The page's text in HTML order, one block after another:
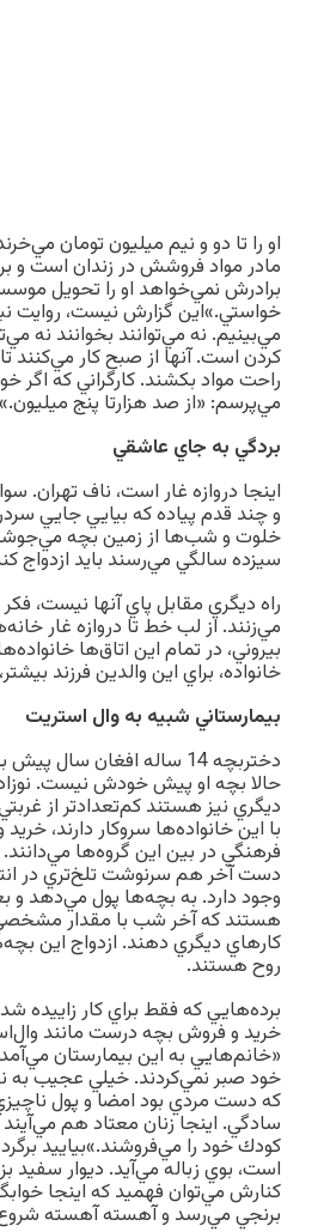
او را تا دو و نيم ميليون تومان
مادر مواد فروشش در زندان است و
برادرش نمي‌خواهد او را تحويل
خواستي.»اين گزارش نيست، روايت
مي‌بينيم. نه مي‌توانند بخوانند نه
كردن است. آنها از صبح كار مي‌كنند
راحت مواد بكشند. كارگراني كه اگر
مي‌پرسم: «از صد هزارتا پنج ميليون.»
بردگي به جاي عاشقي
اينجا دروازه غار است، ناف
و چند قدم پياده كه بيايي جايي
خلوت و شب‌ها از زمين بچه
سيزده سالگي مي‌رسند بايد ازدواج
راه ديگري مقابل پاي آنها نيست،
مي‌زنند. از لب خط تا دروازه غار
بيروني، در تمام اين اتاق‌ها
خانواده، براي اين والدين فرزند
بيمارستاني شبيه به وال استريت
دختربچه 14 ساله افغان
حالا بچه او پيش خودش نيست.
ديگري نيز هستند كم‌تعداد‌تر از
با اين خانواده‌ها سروكار دارند،
فرهنگي در بين اين گروه‌ها
دست آخر هم سرنوشت تلخ‌تري در
وجود دارد. به بچه‌ها پول مي‌دهد و
هستند كه آخر شب با مقدار مشخصي
كارهاي ديگري دهند. ازدواج اين
روح هستند.
برده‌هايي كه فقط براي كار زاييده
خريد و فروش بچه درست مانند
«خانم‌هايي به اين بيمارستان
خود صبر نمي‌كردند. خيلي عجيب به
كه دست مردي بود امضا و پول
سادگي. اينجا زنان معتاد هم
كودك خود را مي‌فروشند.»بياييد
است، بوي زباله مي‌آيد. ديوار
كنارش مي‌توان فهميد كه اينجا
برنجي مي‌رسد و آهسته آهسته